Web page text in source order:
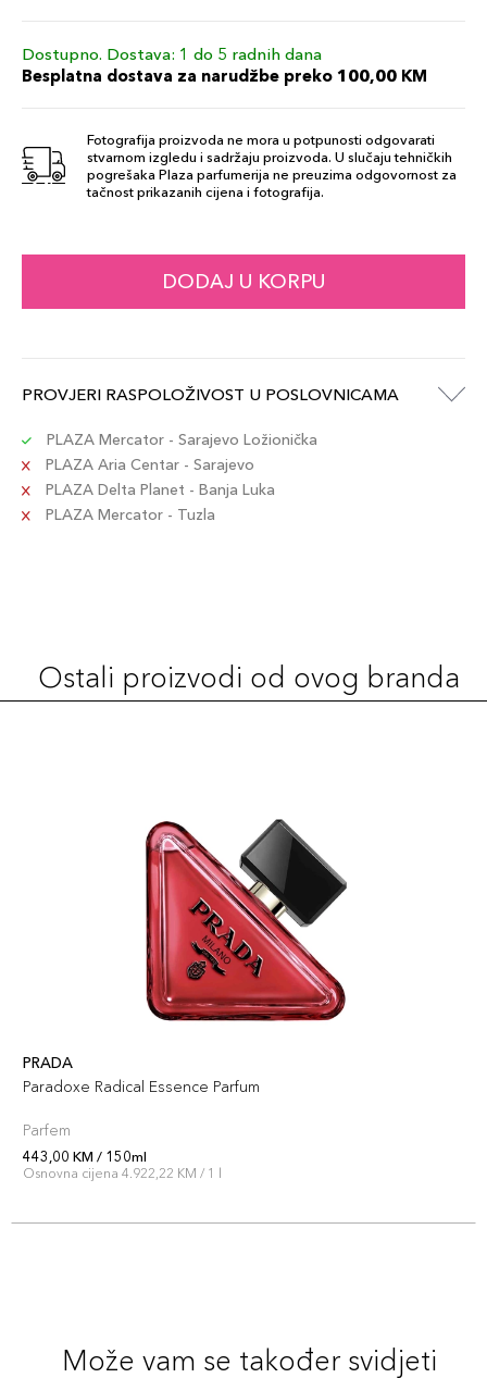
Dostupno. Dostava: 1 do 5 radnih dana
Besplatna dostava za narudžbe preko 100,00 KM
Fotografija proizvoda ne mora u potpunosti odgovarati
stvarnom izgledu i sadržaju proizvoda. U slučaju tehničkih
pogrešaka Plaza parfumerija ne preuzima odgovornost za
tačnost prikazanih cijena i fotografija.
DODAJ U KORPU
PROVJERI RASPOLOŽIVOST U POSLOVNICAMA
PLAZA Mercator - Sarajevo Ložionička
PLAZA Aria Centar - Sarajevo
PLAZA Delta Planet - Banja Luka
PLAZA Mercator - Tuzla
Ostali proizvodi od ovog branda
PRADA
Paradoxe Radical Essence Parfum
Parfem
443,00 KM / 150ml
Osnovna cijena 4.922,22 KM / 1 l
Može vam se također svidjeti